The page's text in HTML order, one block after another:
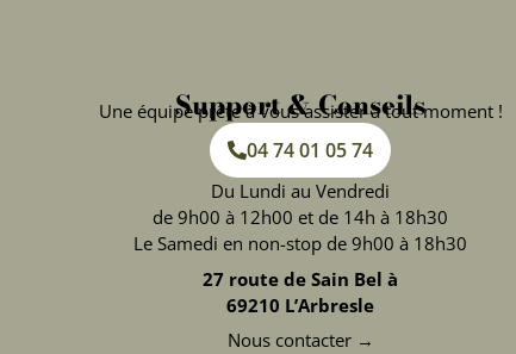
Support & Conseils
Une équipe prête à vous assister à tout moment !
04 74 01 05 74
Du Lundi au Vendredi
de 9h00 à 12h00 et de 14h à 18h30
Le Samedi en non-stop de 9h00 à 18h30
27 route de Sain Bel à
69210 L’Arbresle
Nous contacter →